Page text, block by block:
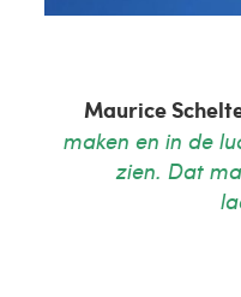
Maurice
maken en in de
zien. Dat